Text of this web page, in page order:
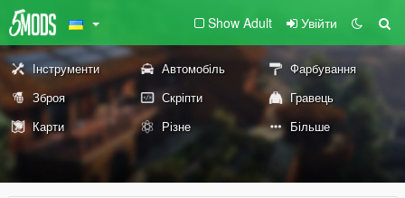
Show Adult Увійти
Інструменти Автомобіль
Фарбування
Зброя
Скріпти
Гравець
Карти
Різне Більше